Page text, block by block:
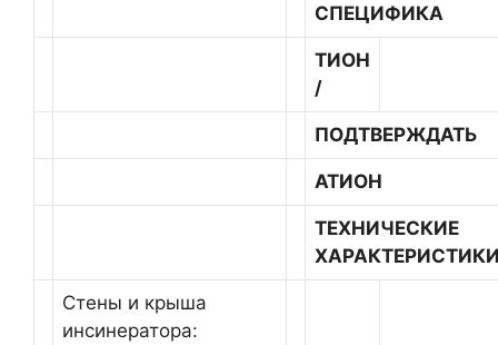
СПЕЦИФИКА
ТИОН
/
ПОДТВЕРЖДАТЬ
АТИОН
ТЕХНИЧЕСКИЕ
Стены и крыша
инсинератора: